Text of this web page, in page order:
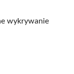
wykrywanie